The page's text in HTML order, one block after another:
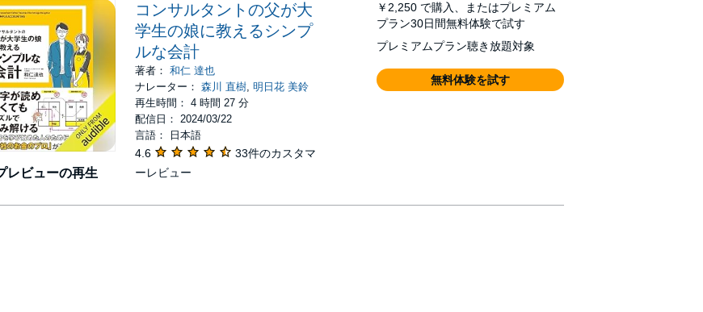
レビューの再生
コンサルタントの父が大
学生の娘に教えるシンプ
ルな会計
著者：和仁 達也
ナレーター：森川 直樹,明日花 美鈴
再生時間： 4 時間 27 分
配信日： 2024/03/22
言語： 日本語
4.6
33件のカスタマ
ーレビュー
￥2,250 で購入、またはプレミアム
プラン30日間無料体験で試す
プレミアムプラン聴き放題対象
無料体験を試す